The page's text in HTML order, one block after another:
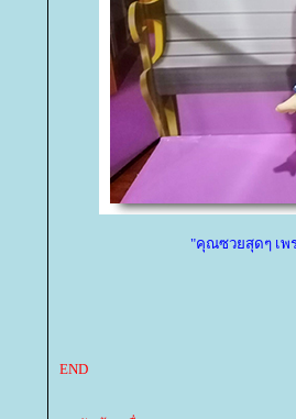
"คุณซวยสุดๆ เพ
END